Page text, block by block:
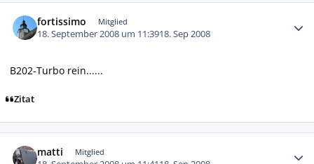
fortissimo Mitglied
18. September 2008 um 11:3918. Sep 2008
B202-Turbo rein......
Zitat
matti Mitglied